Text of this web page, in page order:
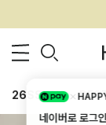
26SS 신상
네이버로 로그인